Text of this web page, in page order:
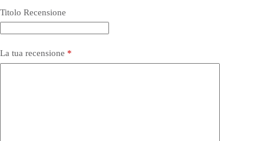
Titolo Recensione
La tua recensione *